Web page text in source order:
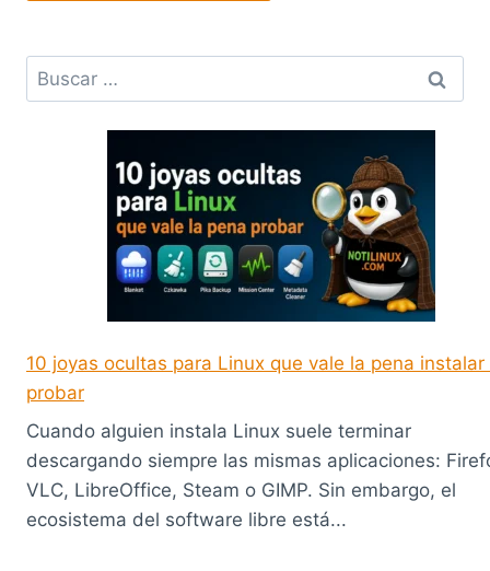
Buscar:
10 joyas ocultas para Linux que vale la pena instalar
probar
Cuando alguien instala Linux suele terminar
descargando siempre las mismas aplicaciones:
VLC, LibreOffice, Steam o GIMP. Sin embargo, el
ecosistema del software libre está...